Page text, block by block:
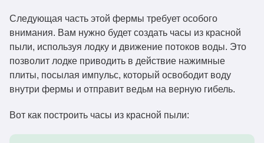
Следующая часть этой фермы требует особого
внимания. Вам нужно будет создать часы из красной
пыли, используя лодку и движение потоков воды. Это
позволит лодке приводить в действие нажимные
плиты, посылая импульс, который освободит воду
внутри фермы и отправит ведьм на верную гибель.
Вот как построить часы из красной пыли: